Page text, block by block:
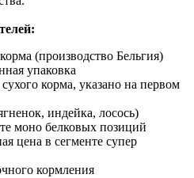
(производство Бельгия)
упаковка
корма, указано на первом
индейка, лосось)
моно белковых позиций
цена в сегменте супер
кормления